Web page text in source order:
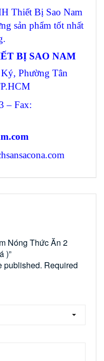
Thiết Bị Sao Nam
sản phẩm tốt nhất
BỊ SAO NAM
Phường Tân
3 – Fax:
Nóng Thức Ăn 2
)”
published. Required